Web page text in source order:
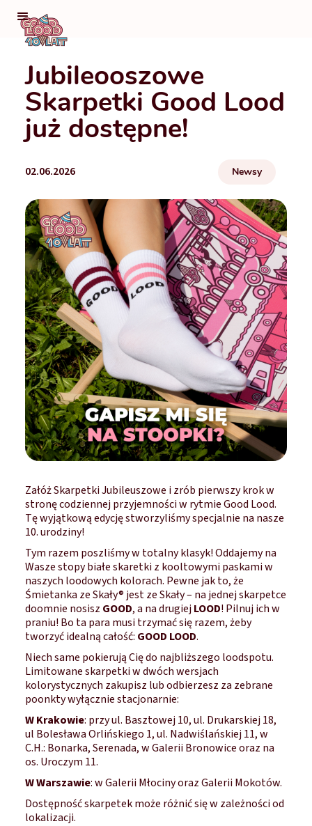
Jubileooszowe
Skarpetki Good Lood
już dostępne!
02.06.2026 Newsy
Załóż Skarpetki Jubileuszowe i zrób pierwszy krok w
stronę codziennej przyjemności w rytmie Good Lood.
Tę wyjątkową edycję stworzyliśmy specjalnie na nasze
10. urodziny!
Tym razem poszliśmy w totalny klasyk! Oddajemy na
Wasze stopy białe skaretki z kooltowymi paskami w
naszych loodowych kolorach. Pewne jak to, że
Śmietanka ze Skały® jest ze Skały – na jednej skarpetce
doomnie nosisz GOOD, a na drugiejLOOD! Pilnuj ich w
praniu! Bo ta para musi trzymać się razem, żeby
tworzyć idealną całość: GOOD LOOD.
Niech same pokierują Cię do najbliższego loodspotu.
Limitowane skarpetki w dwóch wersjach
kolorystycznych zakupisz lub odbierzesz za zebrane
poonkty wyłącznie stacjonarnie:
W Krakowie: przy ul. Basztowej 10, ul. Drukarskiej 18,
ul Bolesława Orlińskiego 1, ul. Nadwiślańskiej 11, w
C.H.: Bonarka, Serenada, w Galerii Bronowice oraz na
os. Uroczym 11.
W Warszawie: w Galerii Młociny oraz Galerii Mokotów.
Dostępność skarpetek może różnić się w zależności od
lokalizacji.